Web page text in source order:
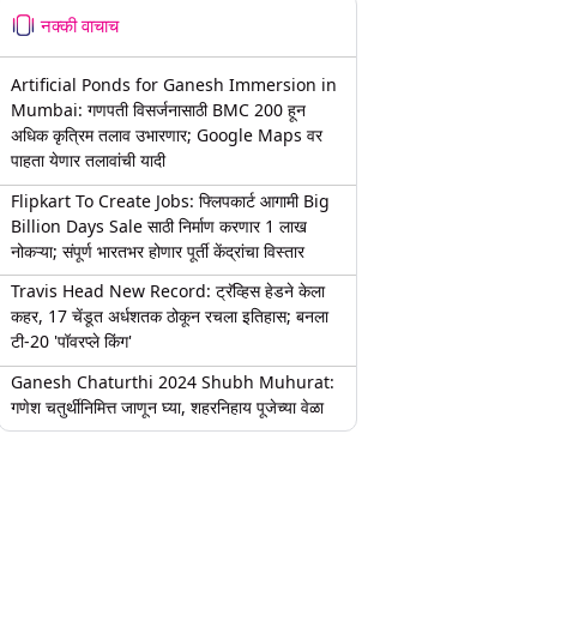
नक्की वाचाच
Artificial Ponds for Ganesh Immersion in
Mumbai: गणपती विसर्जनासाठी BMC 200 हून
अधिक कृत्रिम तलाव उभारणार; Google Maps वर
पाहता येणार तलावांची यादी
Flipkart To Create Jobs: फ्लिपकार्ट आगामी Big
Billion Days Sale साठी निर्माण करणार 1 लाख
नोकऱ्या; संपूर्ण भारतभर होणार पूर्ती केंद्रांचा विस्तार
Travis Head New Record: ट्रॅव्हिस हेडने केला
कहर, 17 चेंडूत अर्धशतक ठोकून रचला इतिहास; बनला
टी-20 'पॉवरप्ले किंग'
Ganesh Chaturthi 2024 Shubh Muhurat:
गणेश चतुर्थीनिमित्त जाणून घ्या, शहरनिहाय पूजेच्या वेळा